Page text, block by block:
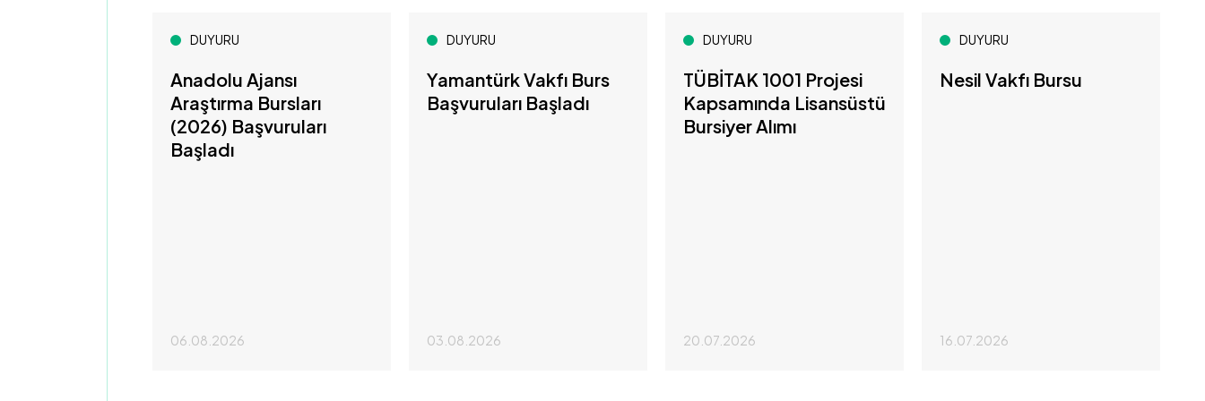
DUYURU
Anadolu Ajansı
Araştırma Bursları
(2026) Başvuruları
Başladı
06.08.2026
DUYURU
Yamantürk Vakfı Burs
Başvuruları Başladı
03.08.2026
DUYURU
TÜBİTAK 1001 Projesi
Kapsamında Lisansüstü
Bursiyer Alımı
20.07.2026
DUYURU
Nesil Vakfı Bursu
16.07.2026